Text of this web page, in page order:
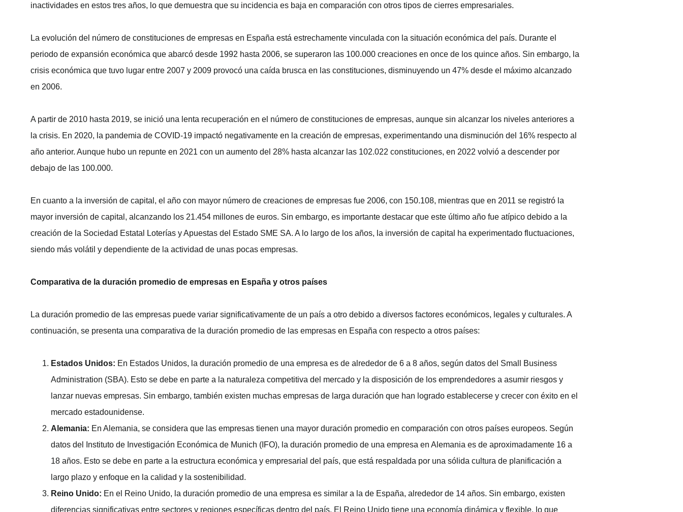
inactividades en estos tres años, lo que demuestra que su incidencia es baja en comparación con otros tipos de cierres empresariales.
La evolución del número de constituciones de empresas en España está estrechamente vinculada con la situación económica del país. Durante el
periodo de expansión económica que abarcó desde 1992 hasta 2006, se superaron las 100.000 creaciones en once de los quince años. Sin embargo, la
crisis económica que tuvo lugar entre 2007 y 2009 provocó una caída brusca en las constituciones, disminuyendo un 47% desde el máximo alcanzado
en 2006.
A partir de 2010 hasta 2019, se inició una lenta recuperación en el número de constituciones de empresas, aunque sin alcanzar los niveles anteriores a
la crisis. En 2020, la pandemia de COVID-19 impactó negativamente en la creación de empresas, experimentando una disminución del 16% respecto al
año anterior. Aunque hubo un repunte en 2021 con un aumento del 28% hasta alcanzar las 102.022 constituciones, en 2022 volvió a descender por
debajo de las 100.000.
En cuanto a la inversión de capital, el año con mayor número de creaciones de empresas fue 2006, con 150.108, mientras que en 2011 se registró la
mayor inversión de capital, alcanzando los 21.454 millones de euros. Sin embargo, es importante destacar que este último año fue atípico debido a la
creación de la Sociedad Estatal Loterías y Apuestas del Estado SME SA. A lo largo de los años, la inversión de capital ha experimentado fluctuaciones,
siendo más volátil y dependiente de la actividad de unas pocas empresas.
Comparativa de la duración promedio de empresas en España y otros países
La duración promedio de las empresas puede variar significativamente de un país a otro debido a diversos factores económicos, legales y culturales. A
continuación, se presenta una comparativa de la duración promedio de las empresas en España con respecto a otros países:
Estados Unidos: En Estados Unidos, la duración promedio de una empresa es de alrededor de 6 a 8 años, según datos del Small Business
Administration (SBA). Esto se debe en parte a la naturaleza competitiva del mercado y la disposición de los emprendedores a asumir riesgos y
lanzar nuevas empresas. Sin embargo, también existen muchas empresas de larga duración que han logrado establecerse y crecer con éxito en el
mercado estadounidense.
Alemania: En Alemania, se considera que las empresas tienen una mayor duración promedio en comparación con otros países europeos. Según
datos del Instituto de Investigación Económica de Munich (IFO), la duración promedio de una empresa en Alemania es de aproximadamente 16 a
18 años. Esto se debe en parte a la estructura económica y empresarial del país, que está respaldada por una sólida cultura de planificación a
largo plazo y enfoque en la calidad y la sostenibilidad.
Reino Unido: En el Reino Unido, la duración promedio de una empresa es similar a la de España, alrededor de 14 años. Sin embargo, existen
diferencias significativas entre sectores y regiones específicas dentro del país. El Reino Unido tiene una economía dinámica y flexible, lo que